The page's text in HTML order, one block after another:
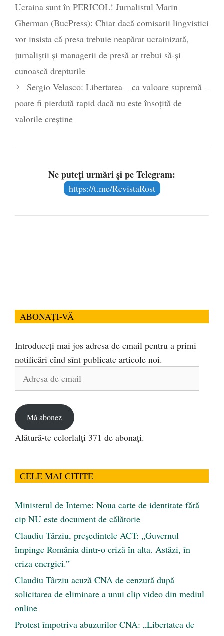
Ucraina sunt în PERICOL! Jurnalistul Marin
Gherman (BucPress): Chiar dacă comisarii lingvistici
vor insista că presa trebuie neapărat ucrainizată,
jurnaliștii și managerii de presă ar trebui să-și
cunoască drepturile
Sergio Velasco: Libertatea – ca valoare supremă –
poate fi pierdută rapid dacă nu este însoțită de
valorile creștine
Ne puteți urmări și pe Telegram:
https://t.me/RevistaRost
ABONAȚI-VĂ
Introduceți mai jos adresa de email pentru a primi
notificări cînd sînt publicate articole noi.
Adresa
Mă abonez
Alătură-te celorlalți 371 de abonați.
CELE MAI CITITE
Ministerul de Interne: Noua carte de identitate fără
cip NU este document de călătorie
Claudiu Târziu, președintele ACT: „Guvernul
împinge România dintr-o criză în alta. Astăzi, în
criza energiei.”
Claudiu Târziu acuză CNA de cenzură după
solicitarea de eliminare a unui clip video din mediul
online
Protest împotriva abuzurilor CNA: „Libertatea de